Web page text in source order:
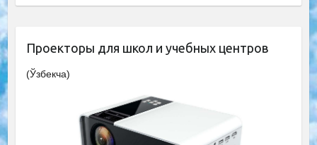
Проекторы для школ и учебных центров
(Ўзбекча)